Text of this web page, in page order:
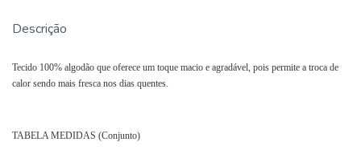
Descrição
Tecido 100% algodão que oferece um toque macio e agradável, pois permite a troca de
calor sendo mais fresca nos dias quentes.
TABELA MEDIDAS (Conjunto)